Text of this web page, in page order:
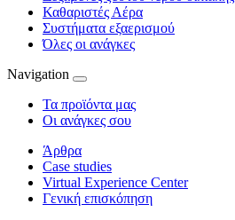
Καθαριστές Αέρα
Συστήματα εξαερισμού
Όλες οι ανάγκες
Navigation
Τα προϊόντα μας
Οι ανάγκες σου
Άρθρα
Case studies
Virtual Experience Center
Γενική επισκόπηση